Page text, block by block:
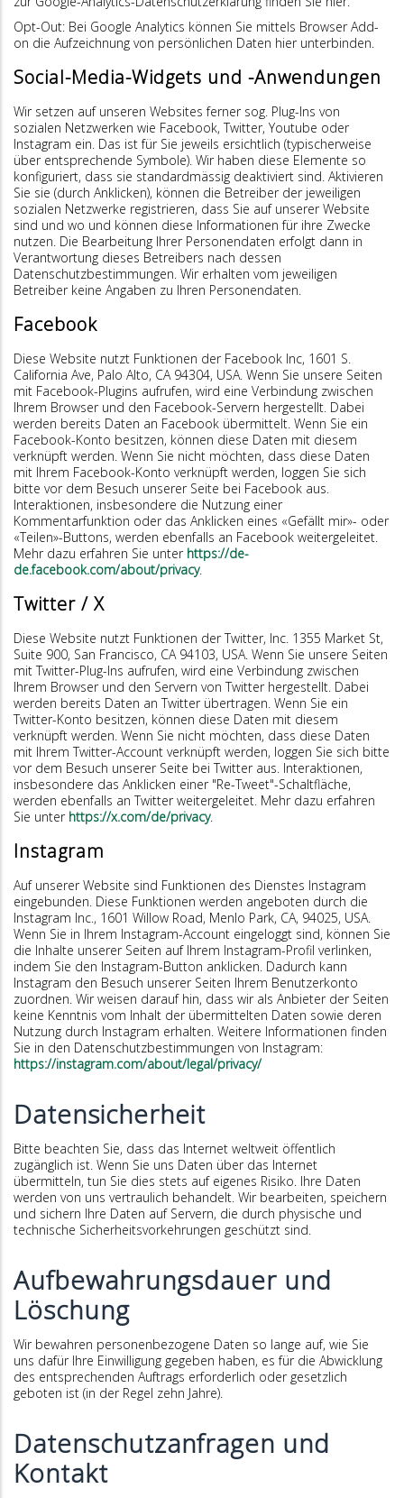
Opt-Out: Bei Google Analytics können Sie mittels Browser Add-
on die Aufzeichnung von persönlichen Daten hier unterbinden.
Social-Media-Widgets und -Anwendungen
Wir setzen auf unseren Websites ferner sog. Plug-Ins von
sozialen Netzwerken wie Facebook, Twitter, Youtube oder
Instagram ein. Das ist für Sie jeweils ersichtlich (typischerweise
über entsprechende Symbole). Wir haben diese Elemente so
konfiguriert, dass sie standardmässig deaktiviert sind. Aktivieren
Sie sie (durch Anklicken), können die Betreiber der jeweiligen
sozialen Netzwerke registrieren, dass Sie auf unserer Website
sind und wo und können diese Informationen für ihre Zwecke
nutzen. Die Bearbeitung Ihrer Personendaten erfolgt dann in
Verantwortung dieses Betreibers nach dessen
Datenschutzbestimmungen. Wir erhalten vom jeweiligen
Betreiber keine Angaben zu Ihren Personendaten.
Facebook
Diese Website nutzt Funktionen der Facebook Inc, 1601 S.
California Ave, Palo Alto, CA 94304, USA. Wenn Sie unsere Seiten
mit Facebook-Plugins aufrufen, wird eine Verbindung zwischen
Ihrem Browser und den Facebook-Servern hergestellt. Dabei
werden bereits Daten an Facebook übermittelt. Wenn Sie ein
Facebook-Konto besitzen, können diese Daten mit diesem
verknüpft werden. Wenn Sie nicht möchten, dass diese Daten
mit Ihrem Facebook-Konto verknüpft werden, loggen Sie sich
bitte vor dem Besuch unserer Seite bei Facebook aus.
Interaktionen, insbesondere die Nutzung einer
Kommentarfunktion oder das Anklicken eines «Gefällt mir»- oder
«Teilen»-Buttons, werden ebenfalls an Facebook weitergeleitet.
Mehr dazu erfahren Sie unter https://de-
de.facebook.com/about/privacy.
Twitter / X
Diese Website nutzt Funktionen der Twitter, Inc. 1355 Market St,
Suite 900, San Francisco, CA 94103, USA. Wenn Sie unsere Seiten
mit Twitter-Plug-Ins aufrufen, wird eine Verbindung zwischen
Ihrem Browser und den Servern von Twitter hergestellt. Dabei
werden bereits Daten an Twitter übertragen. Wenn Sie ein
Twitter-Konto besitzen, können diese Daten mit diesem
verknüpft werden. Wenn Sie nicht möchten, dass diese Daten
mit Ihrem Twitter-Account verknüpft werden, loggen Sie sich bitte
vor dem Besuch unserer Seite bei Twitter aus. Interaktionen,
insbesondere das Anklicken einer "Re-Tweet"-Schaltfläche,
werden ebenfalls an Twitter weitergeleitet. Mehr dazu erfahren
Sie unter https://x.com/de/privacy.
Instagram
Auf unserer Website sind Funktionen des Dienstes Instagram
eingebunden. Diese Funktionen werden angeboten durch die
Instagram Inc., 1601 Willow Road, Menlo Park, CA, 94025, USA.
Wenn Sie in Ihrem Instagram-Account eingeloggt sind, können Sie
die Inhalte unserer Seiten auf Ihrem Instagram-Profil verlinken,
indem Sie den Instagram-Button anklicken. Dadurch kann
Instagram den Besuch unserer Seiten Ihrem Benutzerkonto
zuordnen. Wir weisen darauf hin, dass wir als Anbieter der Seiten
keine Kenntnis vom Inhalt der übermittelten Daten sowie deren
Nutzung durch Instagram erhalten. Weitere Informationen finden
Sie in den Datenschutzbestimmungen von Instagram:
https://instagram.com/about/legal/privacy/
Datensicherheit
Bitte beachten Sie, dass das Internet weltweit öffentlich
zugänglich ist. Wenn Sie uns Daten über das Internet
übermitteln, tun Sie dies stets auf eigenes Risiko. Ihre Daten
werden von uns vertraulich behandelt. Wir bearbeiten, speichern
und sichern Ihre Daten auf Servern, die durch physische und
technische Sicherheitsvorkehrungen geschützt sind.
Aufbewahrungsdauer und
Löschung
Wir bewahren personenbezogene Daten so lange auf, wie Sie
uns dafür Ihre Einwilligung gegeben haben, es für die Abwicklung
des entsprechenden Auftrags erforderlich oder gesetzlich
geboten ist (in der Regel zehn Jahre).
Datenschutzanfragen und
Kontakt